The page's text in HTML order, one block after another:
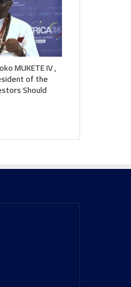
MUKETE IV ,
of the
Should